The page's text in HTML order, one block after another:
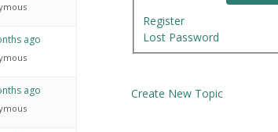
ago
ago
Register
Lost Password
Create New Topic